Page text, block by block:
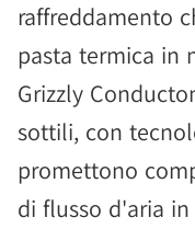
raffreddamento
pasta termica in
Grizzly
sottili, con
promettono
di flusso d'aria in